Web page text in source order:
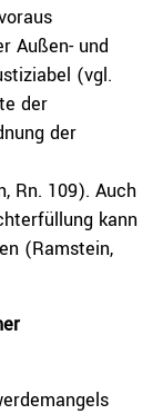
Außen- und
(vgl.
der
der
Rn. 109). Auch
kann
(Ramstein,